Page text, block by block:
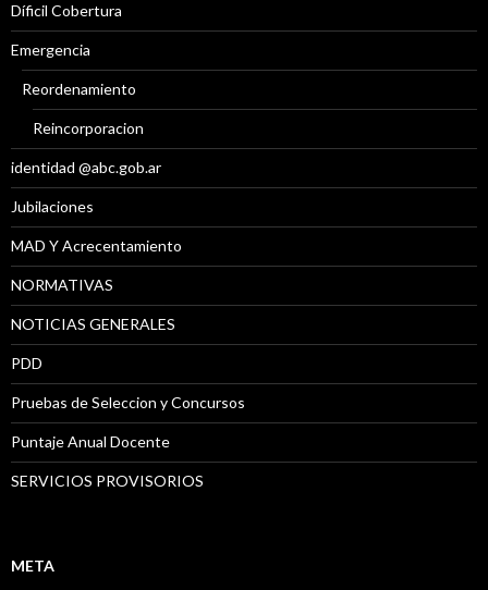
Díficil Cobertura
Emergencia
Reordenamiento
Reincorporacion
identidad @abc.gob.ar
Jubilaciones
MAD Y Acrecentamiento
NORMATIVAS
NOTICIAS GENERALES
PDD
Pruebas de Seleccion y Concursos
Puntaje Anual Docente
SERVICIOS PROVISORIOS
META